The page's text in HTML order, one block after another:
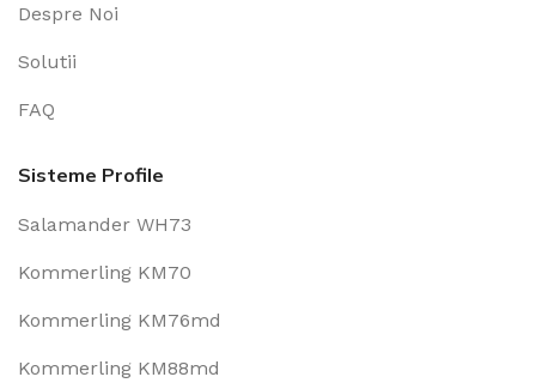
Despre Noi
Solutii
FAQ
Sisteme Profile
Salamander WH73
Kommerling KM70
Kommerling KM76md
Kommerling KM88md